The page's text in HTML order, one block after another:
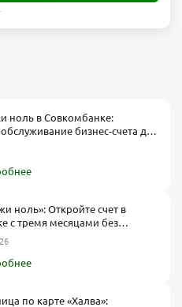
ноль в Совкомбанке:
бизнес-счета до
ноль»: Откройте счет в
с тремя месяцами без
по карте «Халва»: